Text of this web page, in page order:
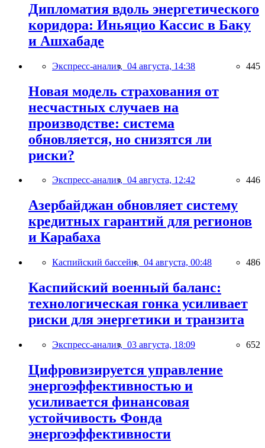
Дипломатия вдоль энергетического
коридора: Иньяцио Кассис в Баку
и Ашхабаде
Экспресс-анализ, 04 августа, 14:38 445
Новая модель страхования от
несчастных случаев на
производстве: система
обновляется, но снизятся ли
риски?
Экспресс-анализ, 04 августа, 12:42 446
Азербайджан обновляет систему
кредитных гарантий для регионов
и Карабаха
Каспийский бассейн, 04 августа, 00:48 486
Каспийский военный баланс:
технологическая гонка усиливает
риски для энергетики и транзита
Экспресс-анализ, 03 августа, 18:09 652
Цифровизируется управление
энергоэффективностью и
усиливается финансовая
устойчивость Фонда
энергоэффективности